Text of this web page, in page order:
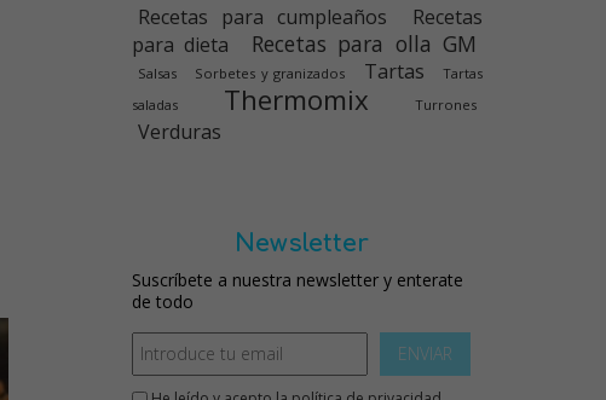
Recetas para cumpleaños
Recetas
para dieta
Recetas para olla GM
Salsas Sorbetes y granizados Tartas
Tartas
saladas
Thermomix Turrones
Verduras
Newsletter
Suscríbete a nuestra newsletter y enterate
de todo
ENVIAR